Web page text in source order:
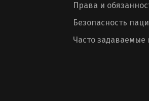
Права и
Безопасность
Часто задаваемые